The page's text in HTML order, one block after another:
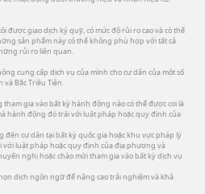
được giao dịch ký quỹ, có mức độ rủi ro cao và có thể
sản phẩm này có thể không phù hợp với tất cả
rủi ro liên quan.
cung cấp dịch vụ của mình cho cư dân của một số
Bắc Triều Tiên.
tham gia vào bất kỳ hành động nào có thể được coi là
hành động đó trái với luật pháp hoặc quy định của
cư dân tại bất kỳ quốc gia hoặc khu vực pháp lý
với luật pháp hoặc quy định của địa phương và
nghị hoặc chào mời tham gia vào bất kỳ dịch vụ
dịch ngôn ngữ để nâng cao trải nghiệm và khả